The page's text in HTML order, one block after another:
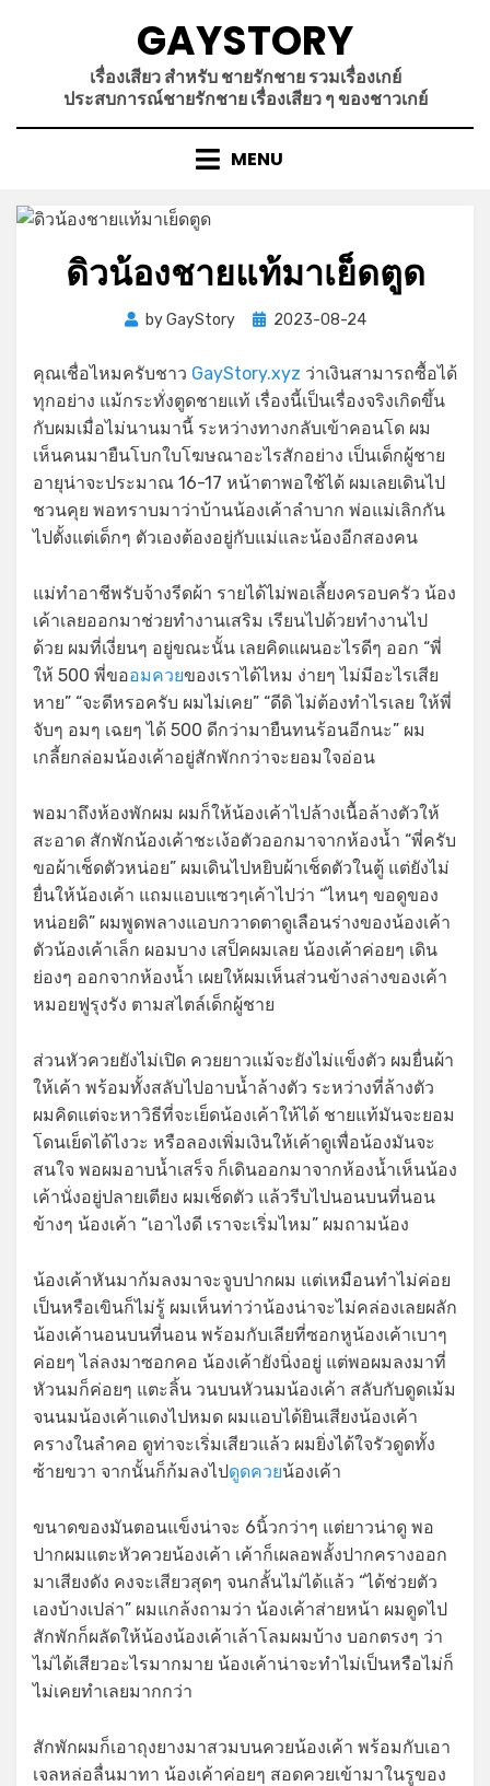
GAYSTORY
เรื่องเสียว สำหรับ ชายรักชาย รวมเรื่องเกย์
ประสบการณ์ชายรักชาย เรื่องเสียว ๆ ของชาวเกย์
MENU
ดิวน้องชายแท้มาเย็ดตูด
byGayStory
Posted
2023-08-24
คุณเชื่อไหมครับชาว GayStory.xyz ว่าเงินสามารถซื้อได้
ทุกอย่าง แม้กระทั่งตูดชายแท้ เรื่องนี้เป็นเรื่องจริงเกิดขึ้น
กับผมเมื่อไม่นานมานี้ ระหว่างทางกลับเข้าคอนโด ผม
เห็นคนมายืนโบกใบโฆษณาอะไรสักอย่าง เป็นเด็กผู้ชาย
อายุน่าจะประมาณ 16-17 หน้าตาพอใช้ได้ ผมเลยเดินไป
ชวนคุย พอทราบมาว่าบ้านน้องเค้าลำบาก พ่อแม่เลิกกัน
ไปตั้งแต่เด็กๆ ตัวเองต้องอยู่กับแม่และน้องอีกสองคน
แม่ทำอาชีพรับจ้างรีดผ้า รายได้ไม่พอเลี้ยงครอบครัว น้อง
เค้าเลยออกมาช่วยทำงานเสริม เรียนไปด้วยทำงานไป
ด้วย ผมที่เงี่ยนๆ อยู่ขณะนั้น เลยคิดแผนอะไรดีๆ ออก “พี่
ให้ 500 พี่ขออมควยของเราได้ไหม ง่ายๆ ไม่มีอะไรเสีย
หาย” “จะดีหรอครับ ผมไม่เคย” “ดีดิ ไม่ต้องทำไรเลย ให้พี่
จับๆ อมๆ เฉยๆ ได้ 500 ดีกว่ามายืนทนร้อนอีกนะ” ผม
เกลี้ยกล่อมน้องเค้าอยู่สักพักกว่าจะยอมใจอ่อน
พอมาถึงห้องพักผม ผมก็ให้น้องเค้าไปล้างเนื้อล้างตัวให้
สะอาด สักพักน้องเค้าชะเง้อตัวออกมาจากห้องน้ำ “พี่ครับ
ขอผ้าเช็ดตัวหน่อย” ผมเดินไปหยิบผ้าเช็ดตัวในตู้ แต่ยังไม่
ยื่นให้น้องเค้า แถมแอบแซวๆเค้าไปว่า “ไหนๆ ขอดูของ
หน่อยดิ” ผมพูดพลางแอบกวาดตาดูเลือนร่างของน้องเค้า
ตัวน้องเค้าเล็ก ผอมบาง เสป็คผมเลย น้องเค้าค่อยๆ เดิน
ย่องๆ ออกจากห้องน้ำ เผยให้ผมเห็นส่วนข้างล่างของเค้า
หมอยฟูรุงรัง ตามสไตล์เด็กผู้ชาย
ส่วนหัวควยยังไม่เปิด ควยยาวแม้จะยังไม่แข็งตัว ผมยื่นผ้า
ให้เค้า พร้อมทั้งสลับไปอาบน้ำล้างตัว ระหว่างที่ล้างตัว
ผมคิดแต่จะหาวิธีที่จะเย็ดน้องเค้าให้ได้ ชายแท้มันจะยอม
โดนเย็ดได้ไงวะ หรือลองเพิ่มเงินให้เค้าดูเพื่อน้องมันจะ
สนใจ พอผมอาบน้ำเสร็จ ก็เดินออกมาจากห้องน้ำเห็นน้อง
เค้านั่งอยู่ปลายเตียง ผมเช็ดตัว แล้วรีบไปนอนบนที่นอน
ข้างๆ น้องเค้า “เอาไงดี เราจะเริ่มไหม” ผมถามน้อง
น้องเค้าหันมาก้มลงมาจะจูบปากผม แต่เหมือนทำไม่ค่อย
เป็นหรือเขินก็ไม่รู้ ผมเห็นท่าว่าน้องน่าจะไม่คล่องเลยผลัก
น้องเค้านอนบนที่นอน พร้อมกับเลียที่ซอกหูน้องเค้าเบาๆ
ค่อยๆ ไล่ลงมาซอกคอ น้องเค้ายังนิ่งอยู่ แต่พอผมลงมาที่
หัวนมก็ค่อยๆ แตะลิ้น วนบนหัวนมน้องเค้า สลับกับดูดเม้ม
จนนมน้องเค้าแดงไปหมด ผมแอบได้ยินเสียงน้องเค้า
ครางในลำคอ ดูท่าจะเริ่มเสียวแล้ว ผมยิ่งได้ใจรัวดูดทั้ง
ซ้ายขวา จากนั้นก็ก้มลงไปดูดควยน้องเค้า
ขนาดของมันตอนแข็งน่าจะ 6นิ้วกว่าๆ แต่ยาวน่าดู พอ
ปากผมแตะหัวควยน้องเค้า เค้าก็เผลอพลั้งปากครางออก
มาเสียงดัง คงจะเสียวสุดๆ จนกลั้นไม่ได้แล้ว “ได้ช่วยตัว
เองบ้างเปล่า” ผมแกล้งถามว่า น้องเค้าส่ายหน้า ผมดูดไป
สักพักก็ผลัดให้น้องน้องเค้าเล้าโลมผมบ้าง บอกตรงๆ ว่า
ไม่ได้เสียวอะไรมากมาย น้องเค้าน่าจะทำไม่เป็นหรือไม่ก็
ไม่เคยทำเลยมากกว่า
สักพักผมก็เอาถุงยางมาสวมบนควยน้องเค้า พร้อมกับเอา
เจลหล่อลื่นมาทา น้องเค้าค่อยๆ สอดควยเข้ามาในรูของ